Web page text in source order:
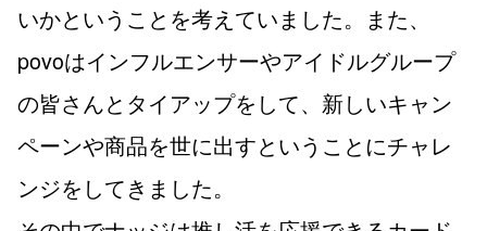
いかということを考えていました。また、
povoはインフルエンサーやアイドルグループ
の皆さんとタイアップをして、新しいキャン
ペーンや商品を世に出すということにチャレ
ンジをしてきました。